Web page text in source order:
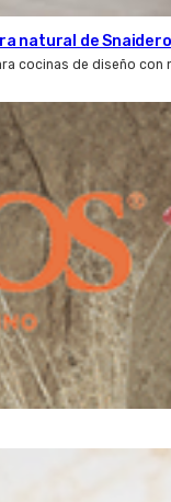
natural de Snaidero
cocinas de diseño